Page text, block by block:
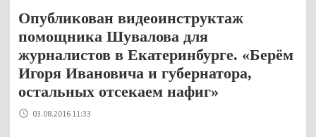
Опубликован видеоинструктаж
помощника Шувалова для
журналистов в Екатеринбурге. «Берём
Игоря Ивановича и губернатора,
остальных отсекаем нафиг»
03.08.2016 11:33